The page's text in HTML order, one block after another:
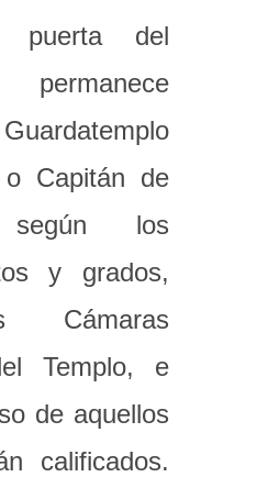
puerta del
Capitán de
según los
y grados,
Cámaras
Templo, e
de aquellos
calificados.